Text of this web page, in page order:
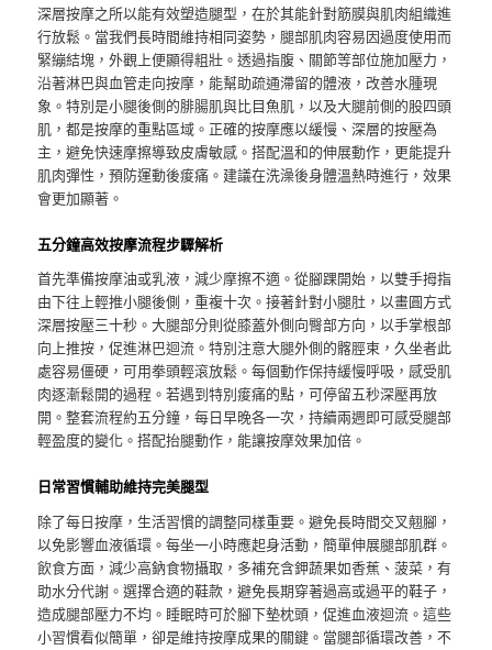
深層按摩之所以能有效塑造腿型，在於其能針對筋膜與肌肉組織進
行放鬆。當我們長時間維持相同姿勢，腿部肌肉容易因過度使用而
緊繃結塊，外觀上便顯得粗壯。透過指腹、關節等部位施加壓力，
沿著淋巴與血管走向按摩，能幫助疏通滯留的體液，改善水腫現
象。特別是小腿後側的腓腸肌與比目魚肌，以及大腿前側的股四頭
肌，都是按摩的重點區域。正確的按摩應以緩慢、深層的按壓為
主，避免快速摩擦導致皮膚敏感。搭配溫和的伸展動作，更能提升
肌肉彈性，預防運動後痠痛。建議在洗澡後身體溫熱時進行，效果
會更加顯著。
五分鐘高效按摩流程步驟解析
首先準備按摩油或乳液，減少摩擦不適。從腳踝開始，以雙手拇指
由下往上輕推小腿後側，重複十次。接著針對小腿肚，以畫圓方式
深層按壓三十秒。大腿部分則從膝蓋外側向臀部方向，以手掌根部
向上推按，促進淋巴迴流。特別注意大腿外側的髂脛束，久坐者此
處容易僵硬，可用拳頭輕滾放鬆。每個動作保持緩慢呼吸，感受肌
肉逐漸鬆開的過程。若遇到特別痠痛的點，可停留五秒深壓再放
開。整套流程約五分鐘，每日早晚各一次，持續兩週即可感受腿部
輕盈度的變化。搭配抬腿動作，能讓按摩效果加倍。
日常習慣輔助維持完美腿型
除了每日按摩，生活習慣的調整同樣重要。避免長時間交叉翹腳，
以免影響血液循環。每坐一小時應起身活動，簡單伸展腿部肌群。
飲食方面，減少高鈉食物攝取，多補充含鉀蔬果如香蕉、菠菜，有
助水分代謝。選擇合適的鞋款，避免長期穿著過高或過平的鞋子，
造成腿部壓力不均。睡眠時可於腳下墊枕頭，促進血液迴流。這些
小習慣看似簡單，卻是維持按摩成果的關鍵。當腿部循環改善，不